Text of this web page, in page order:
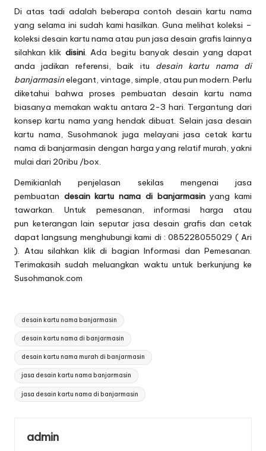
Di atas tadi adalah beberapa contoh desain kartu nama
yang selama ini sudah kami hasilkan. Guna melihat koleksi –
koleksi desain kartu nama atau pun jasa desain grafis lainnya
silahkan klik disini. Ada begitu banyak desain yang dapat
anda jadikan referensi, baik itu desain kartu nama di
banjarmasinelegant, vintage, simple, atau pun modern. Perlu
diketahui bahwa proses pembuatan desain kartu nama
biasanya memakan waktu antara 2-3 hari. Tergantung dari
konsep kartu nama yang hendak dibuat. Selain jasa desain
kartu nama, Susohmanok juga melayani jasa cetak kartu
nama di banjarmasin dengan harga yang relatif murah, yakni
mulai dari 20ribu /box.
Demikianlah penjelasan sekilas mengenai jasa
pembuatan desain kartu nama di banjarmasinyang kami
tawarkan. Untuk pemesanan, informasi harga atau
pun keterangan lain seputar jasa desain grafis dan cetak
dapat langsung menghubungi kami di : 085228055029 ( Ari
). Atau silahkan klik di bagian Informasi dan Pemesanan.
Terimakasih sudah meluangkan waktu untuk berkunjung ke
Susohmanok.com
Tags:
desain kartu nama banjarmasin
desain kartu nama di banjarmasin
desain kartu nama murah di banjarmasin
jasa desain kartu nama banjarmasin
jasa desain kartu nama di banjarmasin
admin